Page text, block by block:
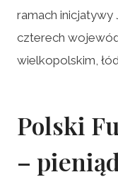
ramach inicjatywy
czterech
wielkopolskim,
Polski
–